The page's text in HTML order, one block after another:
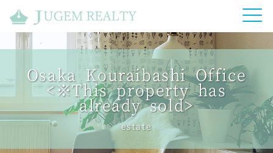
Osaka Kouraibashi Office
<※This property has
already sold>
estate